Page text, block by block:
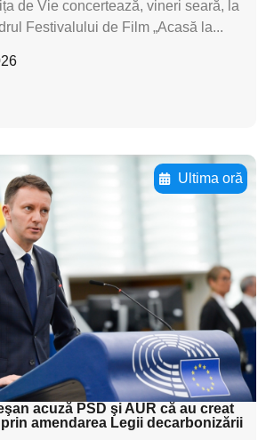
de Vie concertează, vineri seară, la
Festivalului de Film „Acasă la...
Ultima oră
aici textul pentru
aici
aici
aici
subti
acuză PSD şi AUR că au creat
amendarea Legii decarbonizării